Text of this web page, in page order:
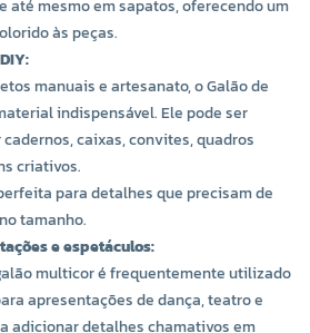
até mesmo em sapatos, oferecendo um
às peças.
manuais e artesanato, o Galão de
indispensável. Ele pode ser
caixas, convites, quadros
criativos.
para detalhes que precisam de
tamanho.
e espetáculos:
multicor é frequentemente utilizado
apresentações de dança, teatro e
adicionar detalhes chamativos em